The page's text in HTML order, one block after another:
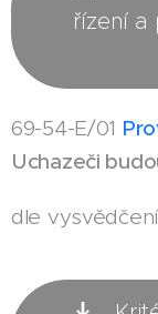
řízení
69-54-E/01
Uchazeči
dle